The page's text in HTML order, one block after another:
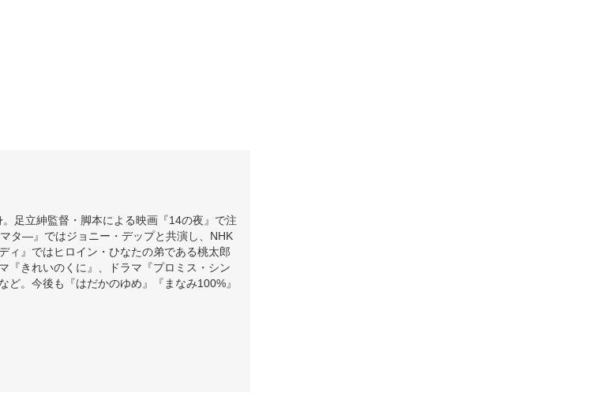
足立紳監督・脚本による映画『14の夜』で注
タ―』ではジョニー・デップと共演し、NHK
ィ』ではヒロイン・ひなたの弟である桃太郎
『きれいのくに』、ドラマ『プロミス・シン
ど。今後も『はだかのゆめ』『まなみ100%』